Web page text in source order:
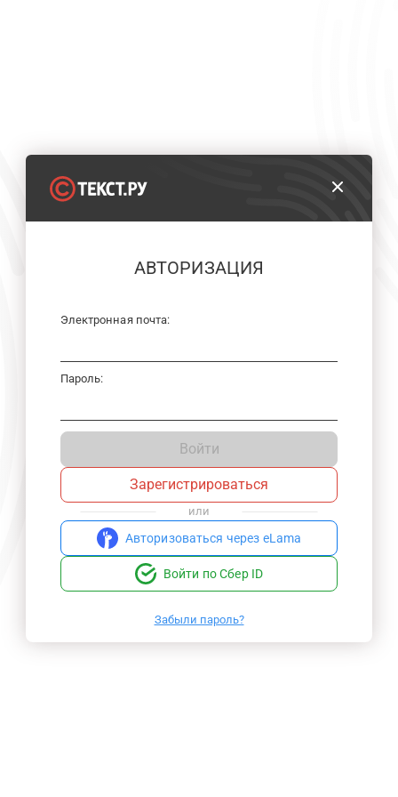
АВТОРИЗАЦИЯ
Электронная почта:
Пароль:
Войти
Зарегистрироваться
или
Авторизоваться через eLama
Войти по Сбер ID
Забыли пароль?